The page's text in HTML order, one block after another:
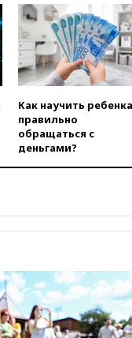
Как научить ребенка
правильно
обращаться с
деньгами?